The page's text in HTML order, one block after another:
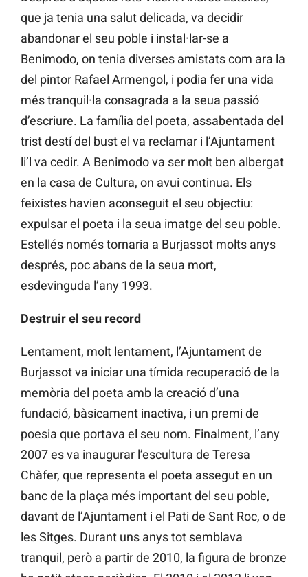
que ja tenia una salut delicada, va decidir
abandonar el seu poble i instal·lar-se a
Benimodo, on tenia diverses amistats com ara la
del pintor Rafael Armengol, i podia fer una vida
més tranquil·la consagrada a la seua passió
d’escriure. La família del poeta, assabentada del
trist destí del bust el va reclamar i l’Ajuntament
li’l va cedir. A Benimodo va ser molt ben albergat
en la casa de Cultura, on avui continua. Els
feixistes havien aconseguit el seu objectiu:
expulsar el poeta i la seua imatge del seu poble.
Estellés només tornaria a Burjassot molts anys
després, poc abans de la seua mort,
esdevinguda l’any 1993.
Destruir el seu record
Lentament, molt lentament, l’Ajuntament de
Burjassot va iniciar una tímida recuperació de la
memòria del poeta amb la creació d’una
fundació, bàsicament inactiva, i un premi de
poesia que portava el seu nom. Finalment, l’any
2007 es va inaugurar l’escultura de Teresa
Chàfer, que representa el poeta assegut en un
banc de la plaça més important del seu poble,
davant de l’Ajuntament i el Pati de Sant Roc, o de
les Sitges. Durant uns anys tot semblava
tranquil, però a partir de 2010, la figura de bronze